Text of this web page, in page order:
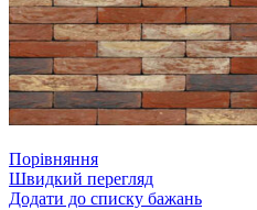
Порівняння
Швидкий перегляд
Додати до списку бажань